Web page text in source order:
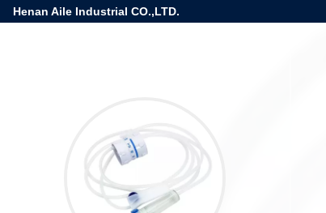
Henan Aile Industrial CO.,LTD.